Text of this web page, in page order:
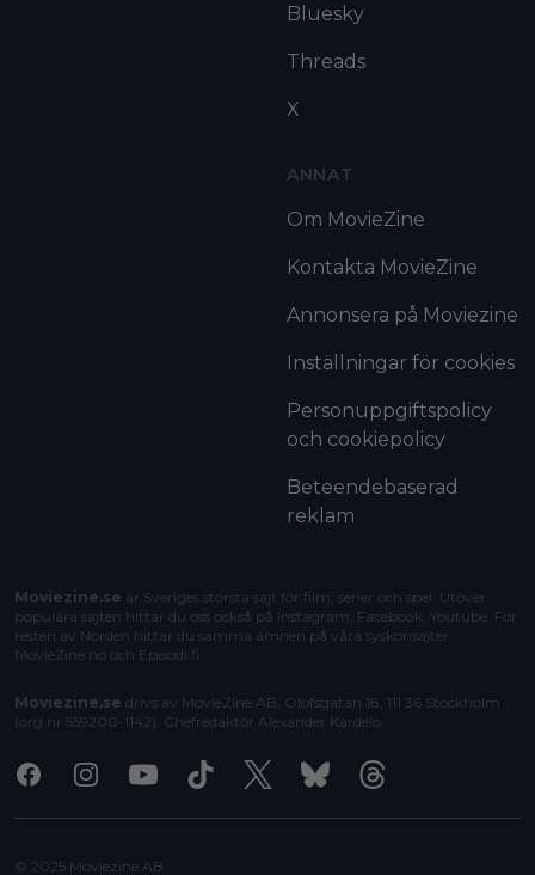
Bluesky
Threads
X
ANNAT
Om MovieZine
Kontakta MovieZine
Annonsera på Moviezine
Inställningar för cookies
Personuppgiftspolicy
och cookiepolicy
Beteendebaserad
reklam
Moviezine.se är Sveriges största sajt för film, serier och spel. Utöver
populära sajten hittar du oss också på Instagram, Facebook, Youtube. För
resten av Norden hittar du samma ämnen på våra syskonsajter
MovieZine.no och Episodi.fi
Moviezine.se drivs av MovieZine AB, Olofsgatan 18, 111 36 Stockholm
(org.nr 559200-1142). Chefredaktör Alexander Kardelo
FacebookInstagramYoutubeTiktok X BlueskyThreads
© 2025 Moviezine AB